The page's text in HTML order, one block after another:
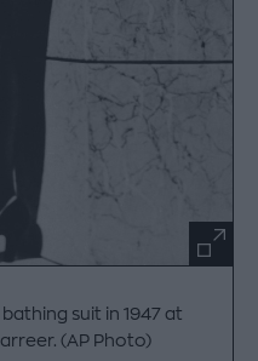
suit in 1947 at
(AP Photo)